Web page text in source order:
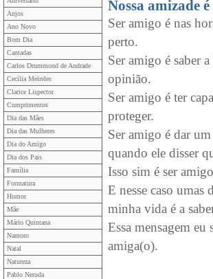
Anjos
Ano Novo
Bom Dia
Cantadas
Carlos Drummond de Andrade
Cecília Meireles
Clarice Lispector
Cumprimentos
Dia das Mães
Dia das Mulheres
Dia do Amigo
Dia dos Pais
Família
Formatura
Humor
Mãe
Mário Quintana
Namoro
Natal
Natureza
Pablo Neruda
Nossa amizade
Ser amigo é nas
perto.
Ser amigo é saber
opinião.
Ser amigo é ter
proteger.
Ser amigo é dar
quando ele disser
Isso sim é ser
E nesse caso umas
minha vida é a
Essa mensagem
amiga(o).